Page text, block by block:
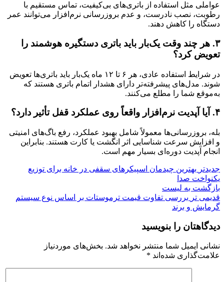
عواملی مثل استفاده از باتری‌های بی‌کیفیت، تماس مستقیم با
رطوبت، نصب نادرست، و عدم بروزرسانی نرم‌افزار می‌توانند عمر
دستگاه را کاهش دهند.
۳. هر چند وقت یک‌بار باید باتری دستگیره هوشمند را
تعویض کرد؟
در شرایط استفاده عادی، هر ۶ تا ۱۲ ماه یک‌بار باید باتری‌ها تعویض
شوند. مدل‌های پیشرفته‌تر دارای هشدار اتمام باتری هستند که
به‌موقع شما را مطلع می‌کنند.
۴. آیا آپدیت نرم‌افزار واقعاً روی عملکرد قفل تأثیر دارد؟
بله، بروزرسانی‌ها معمولاً شامل بهبود عملکرد، رفع باگ‌های امنیتی
و افزایش سرعت شناسایی اثر انگشت یا کارت هستند. بنابراین
انجام آپدیت دوره‌ای بسیار مهم است.
جدیدتر بهترین چیدمان اسپیکرهای سقفی در خانه برای توزیع
یکنواخت صدا
بازگشت به لیست
قدیمی تر بررسی تفاوت قیمت ترموستات بر اساس نوع سیستم
گرمایش و برند
دیدگاهتان را بنویسید
نشانی ایمیل شما منتشر نخواهد شد. بخش‌های موردنیاز
علامت‌گذاری شده‌اند *